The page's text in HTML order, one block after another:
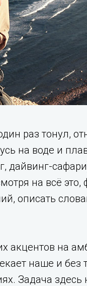
раз
на воде и
дайвинг-
на всё
описать
акцентов на
наше и без
Задача